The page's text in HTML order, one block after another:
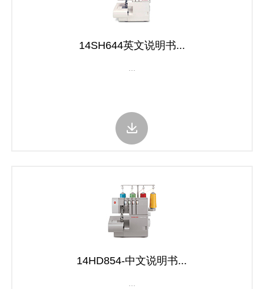
14SH644英文说明书...
14HD854-中文说明书...